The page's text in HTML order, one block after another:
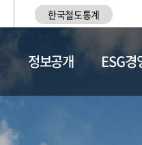
한국철도통계
정보공개 ESG경